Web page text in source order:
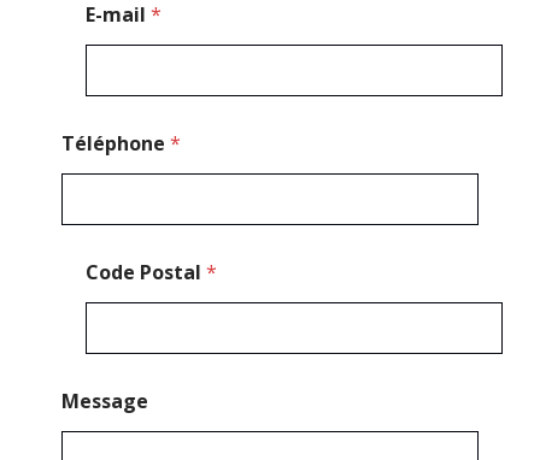
l
E-mail *
Téléphone *
Code Postal *
Message